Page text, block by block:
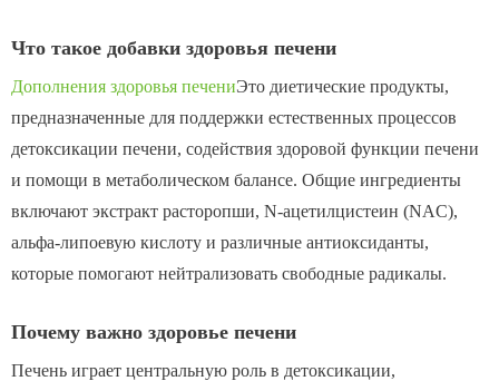
Что такое добавки здоровья печени
Дополнения здоровья печениЭто диетические продукты,
предназначенные для поддержки естественных процессов
детоксикации печени, содействия здоровой функции печени
и помощи в метаболическом балансе. Общие ингредиенты
включают экстракт расторопши, N-ацетилцистеин (NAC),
альфа-липоевую кислоту и различные антиоксиданты,
которые помогают нейтрализовать свободные радикалы.
Почему важно здоровье печени
Печень играет центральную роль в детоксикации,